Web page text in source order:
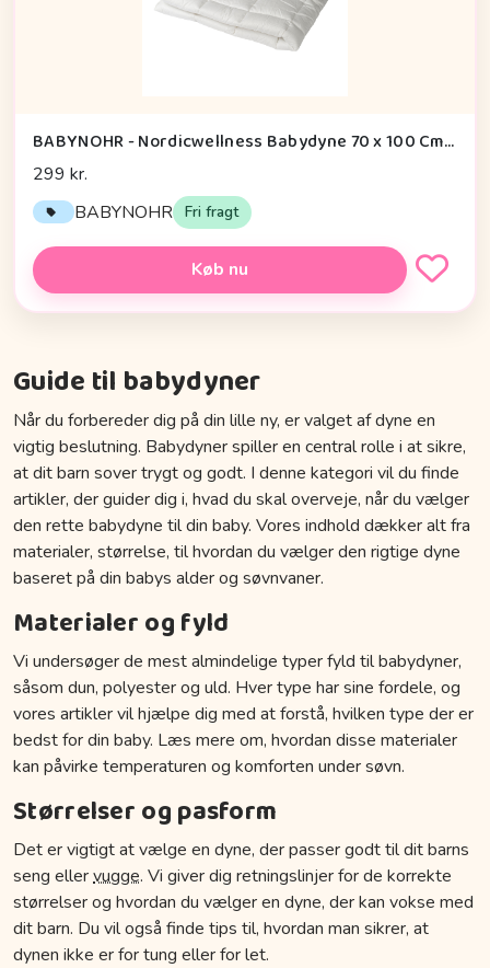
BABYNOHR - Nordicwellness Babydyne 70 x 100 Cm - Babynohr.dk
299 kr.
BABYNOHR Fri fragt
Køb nu
Guide til babydyner
Når du forbereder dig på din lille ny, er valget af dyne en
vigtig beslutning. Babydyner spiller en central rolle i at sikre,
at dit barn sover trygt og godt. I denne kategori vil du finde
artikler, der guider dig i, hvad du skal overveje, når du vælger
den rette babydyne til din baby. Vores indhold dækker alt fra
materialer, størrelse, til hvordan du vælger den rigtige dyne
baseret på din babys alder og søvnvaner.
Materialer og fyld
Vi undersøger de mest almindelige typer fyld til babydyner,
såsom dun, polyester og uld. Hver type har sine fordele, og
vores artikler vil hjælpe dig med at forstå, hvilken type der er
bedst for din baby. Læs mere om, hvordan disse materialer
kan påvirke temperaturen og komforten under søvn.
Størrelser og pasform
Det er vigtigt at vælge en dyne, der passer godt til dit barns
seng ellervugge. Vi giver dig retningslinjer for de korrekte
størrelser og hvordan du vælger en dyne, der kan vokse med
dit barn. Du vil også finde tips til, hvordan man sikrer, at
dynen ikke er for tung eller for let.